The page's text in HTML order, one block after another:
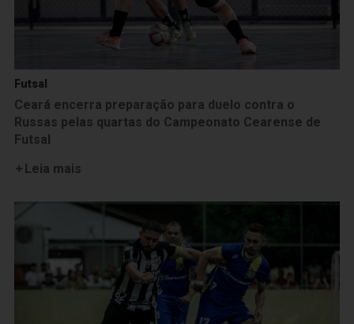
Futsal
Ceará encerra preparação para duelo contra o
Russas pelas quartas do Campeonato Cearense de
Futsal
Leia mais